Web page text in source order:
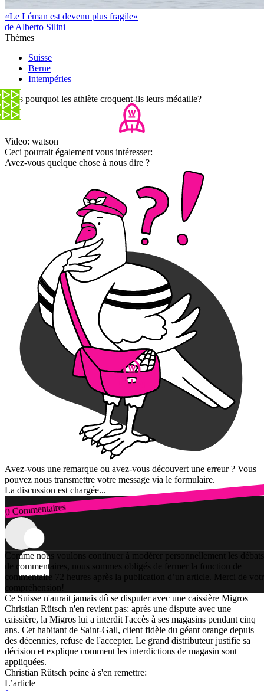
«Le Léman est devenu plus fragile»
de Alberto Silini
Thèmes
Suisse
Berne
Intempéries
Mais pourquoi les athlète croquent-ils leurs médaille?
Video: watson
Ceci pourrait également vous intéresser:
Avez-vous quelque chose à nous dire ?
Avez-vous une remarque ou avez-vous découvert une erreur ? Vous
pouvez nous transmettre votre message via le formulaire.
La discussion est chargée...
0 Commentaires
Connexion
Comme nous voulons continuer à modérer personnellement les débats
de commentaires, nous sommes obligés de fermer la fonction de
commentaire 72 heures après la publication d’un article. Merci de
compréhension!
Ce Suisse n'aurait jamais dû se disputer avec une caissière Migros
Christian Rütsch n'en revient pas: après une dispute avec une
caissière, la Migros lui a interdit l'accès à ses magasins pendant cinq
ans. Cet habitant de Saint-Gall, client fidèle du géant orange depuis
des décennies, refuse de l'accepter. Le grand distributeur justifie sa
décision et explique comment les interdictions de magasin sont
appliquées.
Christian Rütsch peine à s'en remettre:
L’article